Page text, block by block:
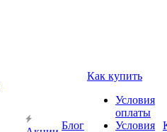
Блог
Как купить
Условия
оплаты
Условия